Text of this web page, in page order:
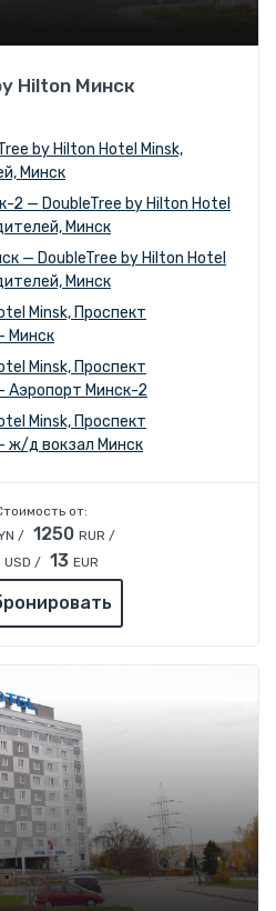
Hilton Минск
by Hilton Hotel Minsk,
Минск
2 — DoubleTree by Hilton Hotel
Минск
— DoubleTree by Hilton Hotel
Минск
Minsk, Проспект
Минск
Minsk, Проспект
Аэропорт Минск-2
Minsk, Проспект
ж/д вокзал Минск
от:
/ 1250 RUR /
USD / 13 EUR